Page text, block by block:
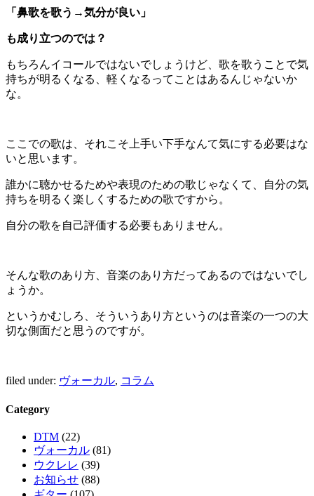
「鼻歌を歌う→気分が良い」
も成り立つのでは？
もちろんイコールではないでしょうけど、歌を歌うことで気
持ちが明るくなる、軽くなるってことはあるんじゃないか
な。
ここでの歌は、それこそ上手い下手なんて気にする必要はな
いと思います。
誰かに聴かせるためや表現のための歌じゃなくて、自分の気
持ちを明るく楽しくするための歌ですから。
自分の歌を自己評価する必要もありません。
そんな歌のあり方、音楽のあり方だってあるのではないでし
ょうか。
というかむしろ、そういうあり方というのは音楽の一つの大
切な側面だと思うのですが。
filed under: ヴォーカル, コラム
Category
DTM (22)
ヴォーカル (81)
ウクレレ (39)
お知らせ (88)